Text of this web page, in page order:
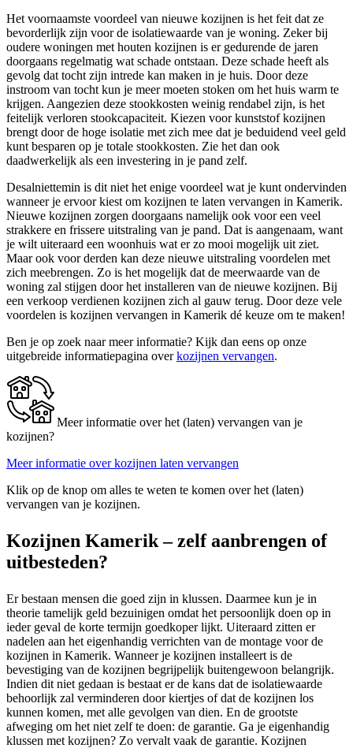
Het voornaamste voordeel van nieuwe kozijnen is het feit dat ze
bevorderlijk zijn voor de isolatiewaarde van je woning. Zeker bij
oudere woningen met houten kozijnen is er gedurende de jaren
doorgaans regelmatig wat schade ontstaan. Deze schade heeft als
gevolg dat tocht zijn intrede kan maken in je huis. Door deze
instroom van tocht kun je meer moeten stoken om het huis warm te
krijgen. Aangezien deze stookkosten weinig rendabel zijn, is het
feitelijk verloren stookcapaciteit. Kiezen voor kunststof kozijnen
brengt door de hoge isolatie met zich mee dat je beduidend veel geld
kunt besparen op je totale stookkosten. Zie het dan ook
daadwerkelijk als een investering in je pand zelf.
Desalniettemin is dit niet het enige voordeel wat je kunt ondervinden
wanneer je ervoor kiest om kozijnen te laten vervangen in Kamerik.
Nieuwe kozijnen zorgen doorgaans namelijk ook voor een veel
strakkere en frissere uitstraling van je pand. Dat is aangenaam, want
je wilt uiteraard een woonhuis wat er zo mooi mogelijk uit ziet.
Maar ook voor derden kan deze nieuwe uitstraling voordelen met
zich meebrengen. Zo is het mogelijk dat de meerwaarde van de
woning zal stijgen door het installeren van de nieuwe kozijnen. Bij
een verkoop verdienen kozijnen zich al gauw terug. Door deze vele
voordelen is kozijnen vervangen in Kamerik dé keuze om te maken!
Ben je op zoek naar meer informatie? Kijk dan eens op onze
uitgebreide informatiepagina overkozijnen vervangen.
Meer informatie over het (laten) vervangen van je
kozijnen?
Meer informatie over kozijnen laten vervangen
Klik op de knop om alles te weten te komen over het (laten)
vervangen van je kozijnen.
Kozijnen Kamerik – zelf aanbrengen of
uitbesteden?
Er bestaan mensen die goed zijn in klussen. Daarmee kun je in
theorie tamelijk geld bezuinigen omdat het persoonlijk doen op in
ieder geval de korte termijn goedkoper lijkt. Uiteraard zitten er
nadelen aan het eigenhandig verrichten van de montage voor de
kozijnen in Kamerik. Wanneer je kozijnen installeert is de
bevestiging van de kozijnen begrijpelijk buitengewoon belangrijk.
Indien dit niet gedaan is bestaat er de kans dat de isolatiewaarde
behoorlijk zal verminderen door kiertjes of dat de kozijnen los
kunnen komen, met alle gevolgen van dien. En de grootste
afweging om het niet zelf te doen: de garantie. Ga je eigenhandig
klussen met kozijnen? Zo vervalt vaak de garantie. Kozijnen